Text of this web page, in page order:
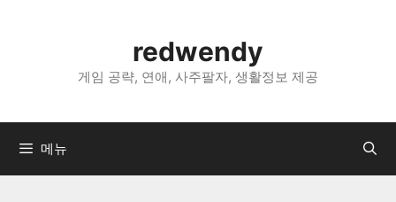
너
redwendy
게임 공략, 연애, 사주팔자, 생활정보 제공
메뉴